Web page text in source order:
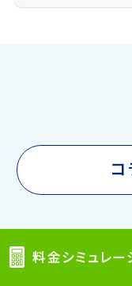
料金シミュレー
コ
エアコン関連の